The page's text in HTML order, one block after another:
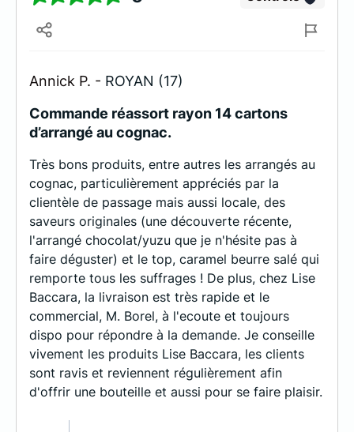
Annick P. - ROYAN (17)
Commande réassort rayon 14 cartons
d’arrangé au cognac.
Très bons produits, entre autres les arrangés au
cognac, particulièrement appréciés par la
clientèle de passage mais aussi locale, des
saveurs originales (une découverte récente,
l'arrangé chocolat/yuzu que je n'hésite pas à
faire déguster) et le top, caramel beurre salé qui
remporte tous les suffrages ! De plus, chez Lise
Baccara, la livraison est très rapide et le
commercial, M. Borel, à l'ecoute et toujours
dispo pour répondre à la demande. Je conseille
vivement les produits Lise Baccara, les clients
sont ravis et reviennent régulièrement afin
d'offrir une bouteille et aussi pour se faire plaisir.